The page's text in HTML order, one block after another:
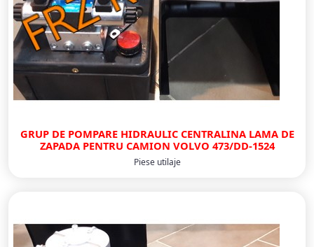
GRUP DE POMPARE HIDRAULIC CENTRALINA LAMA DE
ZAPADA PENTRU CAMION VOLVO 473/DD-1524
Piese utilaje